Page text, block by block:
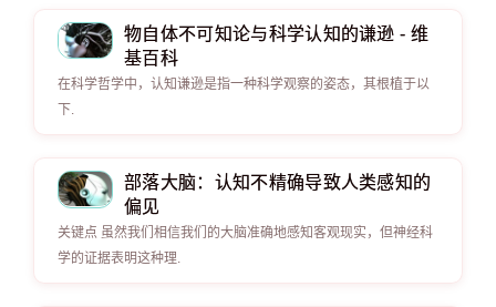
物自体不可知论与科学认知的谦逊 - 维
基百科
在科学哲学中，认知谦逊是指一种科学观察的姿态，其根植于以
下.
部落大脑：认知不精确导致人类感知的
偏见
关键点 虽然我们相信我们的大脑准确地感知客观现实，但神经科
学的证据表明这种理.